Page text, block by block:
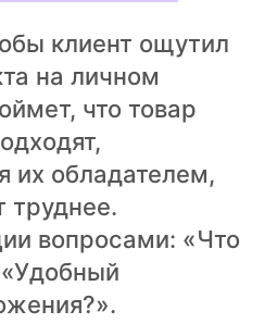
клиент ощутил
на личном
что товар
их обладателем,
труднее.
вопросами: «Что